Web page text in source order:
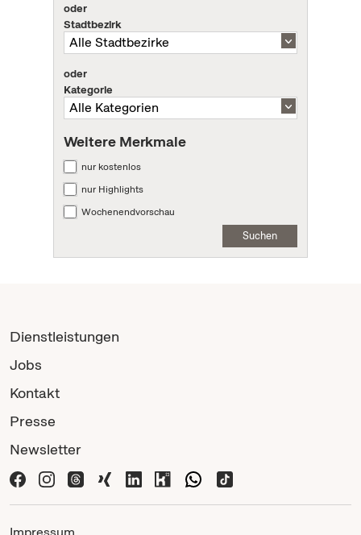
oder
Stadtbezirk
oder
Kategorie
Weitere Merkmale
nur kostenlos
nur Highlights
Wochenendvorschau
Suchen
Dienstleistungen
Jobs
Kontakt
Presse
Newsletter